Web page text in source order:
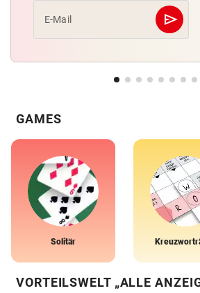
E-Mail send
GAMES
Solitär
VORTEILSWELT „ALLE